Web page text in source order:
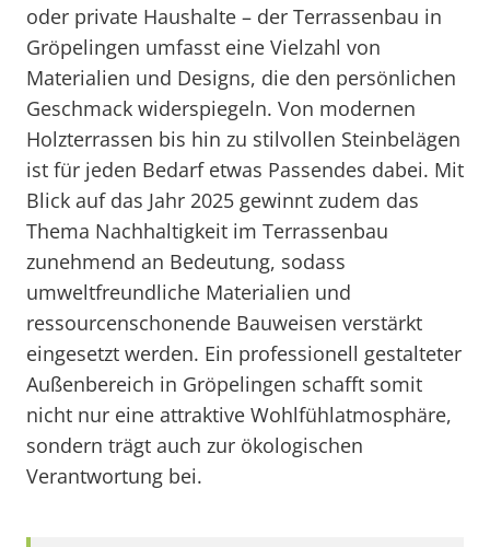
oder private Haushalte – der Terrassenbau in
Gröpelingen umfasst eine Vielzahl von
Materialien und Designs, die den persönlichen
Geschmack widerspiegeln. Von modernen
Holzterrassen bis hin zu stilvollen Steinbelägen
ist für jeden Bedarf etwas Passendes dabei. Mit
Blick auf das Jahr 2025 gewinnt zudem das
Thema Nachhaltigkeit im Terrassenbau
zunehmend an Bedeutung, sodass
umweltfreundliche Materialien und
ressourcenschonende Bauweisen verstärkt
eingesetzt werden. Ein professionell gestalteter
Außenbereich in Gröpelingen schafft somit
nicht nur eine attraktive Wohlfühlatmosphäre,
sondern trägt auch zur ökologischen
Verantwortung bei.